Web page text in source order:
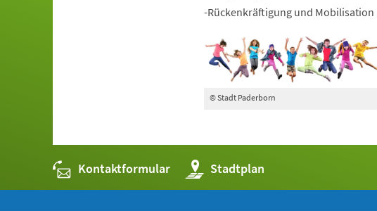
-Rückenkräftigung und Mobilisation
© Stadt Paderborn
Kontaktformular Stadtplan
(Öffnet
in
einem